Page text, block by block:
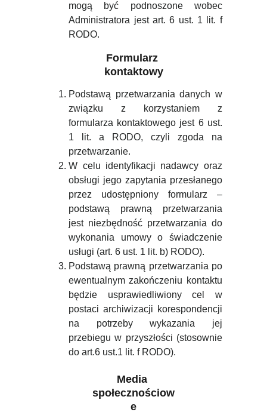
mogą być podnoszone wobec
Administratora jest art. 6 ust. 1 lit. f
RODO.
Formularz
kontaktowy
Podstawą przetwarzania danych w
związku z korzystaniem z
formularza kontaktowego jest 6 ust.
1 lit. a RODO, czyli zgoda na
przetwarzanie.
W celu identyfikacji nadawcy oraz
obsługi jego zapytania przesłanego
przez udostępniony formularz –
podstawą prawną przetwarzania
jest niezbędność przetwarzania do
wykonania umowy o świadczenie
usługi (art. 6 ust. 1 lit. b) RODO).
Podstawą prawną przetwarzania po
ewentualnym zakończeniu kontaktu
będzie usprawiedliwiony cel w
postaci archiwizacji korespondencji
na potrzeby wykazania jej
przebiegu w przyszłości (stosownie
do art.6 ust.1 lit. f RODO).
Media
społecznościow
e